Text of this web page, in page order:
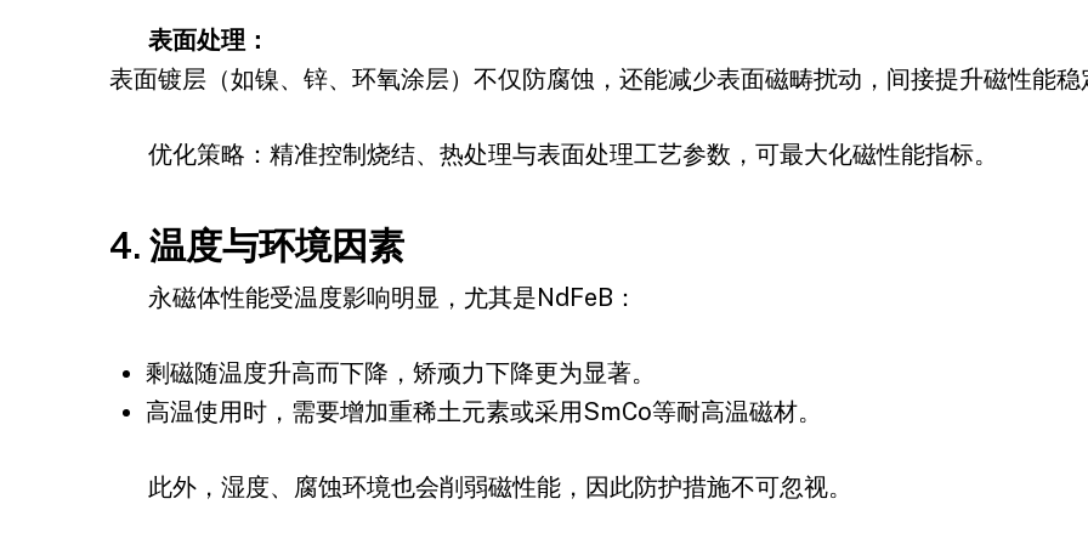
表面处理：
表面镀层（如镍、锌、环氧涂层）不仅防腐蚀，还能减少表面磁畴扰动，间接提升磁性能稳
优化策略：精准控制烧结、热处理与表面处理工艺参数，可最大化磁性能指标。
4. 温度与环境因素
永磁体性能受温度影响明显，尤其是NdFeB：
剩磁随温度升高而下降，矫顽力下降更为显著。
高温使用时，需要增加重稀土元素或采用SmCo等耐高温磁材。
此外，湿度、腐蚀环境也会削弱磁性能，因此防护措施不可忽视。